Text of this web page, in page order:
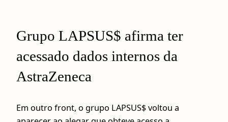
Grupo LAPSUS$ afirma ter
acessado dados internos da
AstraZeneca
Em outro front, o grupo LAPSUS$ voltou a